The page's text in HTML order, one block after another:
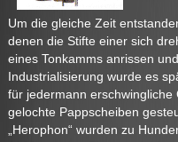
Um die gleiche Zeit
denen die Stifte einer sich
eines Tonkamms anrissen
Industrialisierung wurde es
für jedermann
gelochte Pappscheiben
„Herophon“ wurden zu